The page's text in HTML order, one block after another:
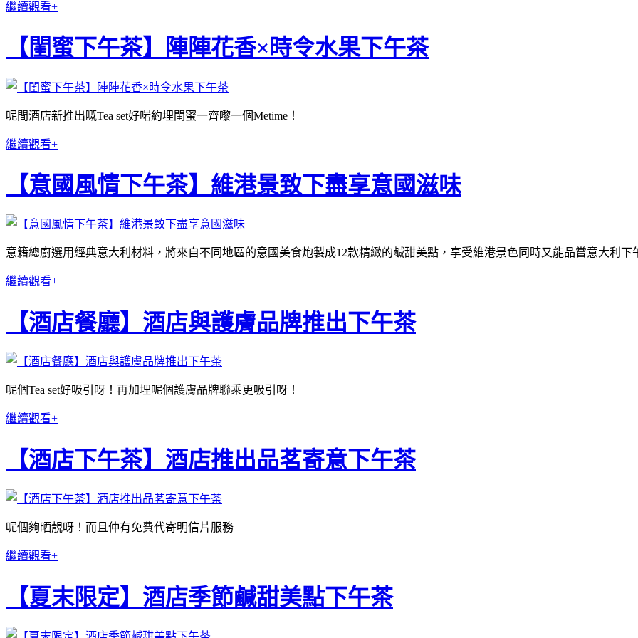
繼續觀看+
【閨蜜下午茶】陣陣花香×時令水果下午茶
呢間酒店新推出嘅Tea set好啱約埋閨蜜一齊嚟一個Metime！
繼續觀看+
【意國風情下午茶】維港景致下盡享意國滋味
意籍總廚選用經典意大利材料，將來自不同地區的意國美食炮製成12款精緻的鹹甜美點，享受維港景色同時又能品嘗意大利
繼續觀看+
【酒店餐廳】酒店與護膚品牌推出下午茶
呢個Tea set好吸引呀！再加埋呢個護膚品牌聯乘更吸引呀！
繼續觀看+
【酒店下午茶】酒店推出品茗寄意下午茶
呢個夠晒靚呀！而且仲有免費代寄明信片服務
繼續觀看+
【夏末限定】酒店季節鹹甜美點下午茶